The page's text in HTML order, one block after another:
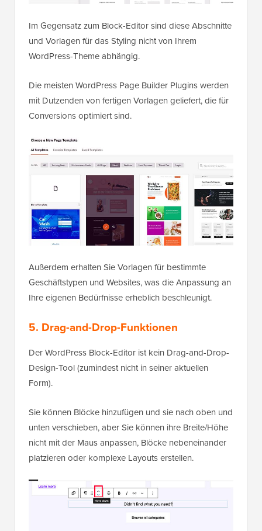
Im Gegensatz zum Block-Editor sind diese Abschnitte
und Vorlagen für das Styling nicht von Ihrem
WordPress-Theme abhängig.
Die meisten WordPress Page Builder Plugins werden
mit Dutzenden von fertigen Vorlagen geliefert, die für
Conversions optimiert sind.
Außerdem erhalten Sie Vorlagen für bestimmte
Geschäftstypen und Websites, was die Anpassung an
Ihre eigenen Bedürfnisse erheblich beschleunigt.
5. Drag-and-Drop-Funktionen
Der WordPress Block-Editor ist kein Drag-and-Drop-
Design-Tool (zumindest nicht in seiner aktuellen
Form).
Sie können Blöcke hinzufügen und sie nach oben und
unten verschieben, aber Sie können ihre Breite/Höhe
nicht mit der Maus anpassen, Blöcke nebeneinander
platzieren oder komplexe Layouts erstellen.